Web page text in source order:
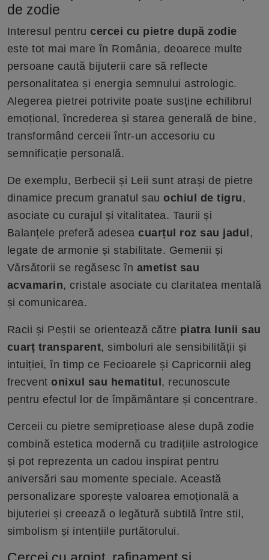
de zodie
Interesul pentrucercei cu pietre după zodie
este tot mai mare în România, deoarece multe
persoane caută bijuterii care să reflecte
personalitatea și energia semnului astrologic.
Alegerea pietrei potrivite poate susține echilibrul
emoțional, încrederea și starea generală de bine,
transformând cerceii într-un accesoriu cu
semnificație personală.
De exemplu, Berbecii și Leii sunt atrași de pietre
dinamice precum granatul sauochiul de tigru,
asociate cu curajul și vitalitatea. Taurii și
Balanțele preferă adeseacuarțul roz sau jadul ,
legate de armonie și stabilitate. Gemenii și
Vărsătorii se regăsesc în ametist sau
acvamarin, cristale asociate cu claritatea mentală
și comunicarea.
Racii și Peștii se orientează către piatra lunii sau
cuarț transparent, simboluri ale sensibilității și
intuiției, în timp ce Fecioarele și Capricornii aleg
frecventonixul sau hematitul , recunoscute
pentru efectul lor de împământare și concentrare.
Cerceii cu pietre semiprețioase alese după zodie
combină estetica modernă cu tradițiile astrologice
și pot reprezenta un cadou inspirat pentru
aniversări sau momente speciale. Această
personalizare sporește valoarea emoțională a
bijuteriei și creează o legătură subtilă între stil,
simbolism și intențiile purtătorului.